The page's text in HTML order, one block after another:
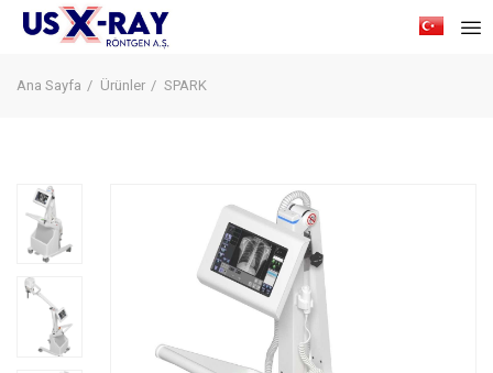
Ana Sayfa Ürünler SPARK